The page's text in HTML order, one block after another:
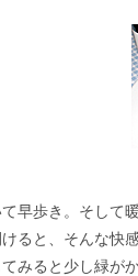
て早歩き。そし
ると、そんな快
みると少し緑